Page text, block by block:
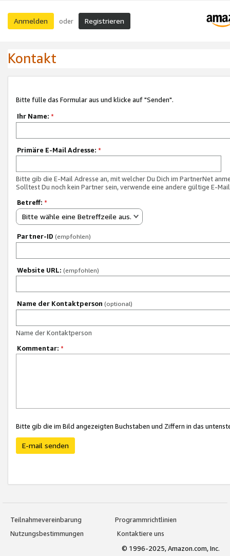
Anmelden oder Registrieren
Kontakt
Bitte fülle das Formular aus und klicke auf "Senden".
Ihr Name: *
Primäre E-Mail Adresse: *
Bitte gib die E-Mail Adresse an, mit welcher Du Dich im PartnerNet
Solltest Du noch kein Partner sein, verwende eine andere gültige E-
Betreff: *
Bitte wähle eine Betreffzeile aus.
Partner-ID (empfohlen)
Website URL: (empfohlen)
Name der Kontaktperson (optional)
Name der Kontaktperson
Kommentar: *
Bitte gib die im Bild angezeigten Buchstaben und Ziffern in das
E-mail senden
Teilnahmevereinbarung
Programmrichtlinien
Nutzungsbestimmungen
Kontaktiere uns
© 1996-2025, Amazon.com, Inc.